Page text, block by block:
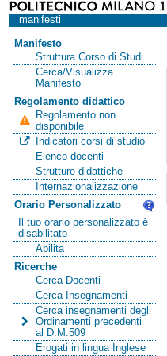
manifesti
Manifesto
Struttura Corso di Studi
Cerca/Visualizza
Manifesto
Regolamento didattico
Regolamento non
disponibile
Indicatori corsi di studio
Elenco docenti
Strutture didattiche
Internazionalizzazione
Orario Personalizzato
Il tuo orario personalizzato è
disabilitato
Abilita
Ricerche
Cerca Docenti
Cerca Insegnamenti
Cerca insegnamenti degli
Ordinamenti precedenti
al D.M.509
Erogati in lingua Inglese